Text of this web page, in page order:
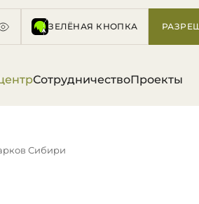
ЗЕЛЁНАЯ КНОПКА
СотрудничествоПроекты
Сибири